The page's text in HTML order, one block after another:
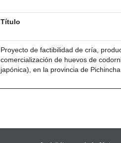
Título
Proyecto de factibilidad de cría,
comercialización de huevos de
japónica), en la provincia de Pichincha